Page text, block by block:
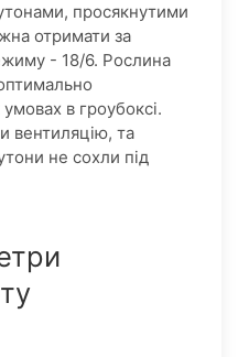
просякнутими
отримати за
- 18/6. Рослина
в гроубоксі.
вентиляцію, та
не сохли під